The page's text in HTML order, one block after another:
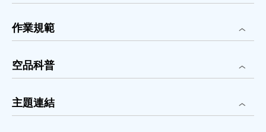
作業規範
空品科普
主題連結